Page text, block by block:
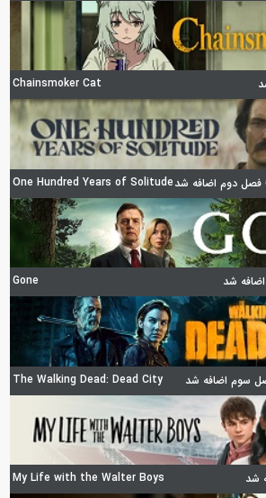
Chainsmoker Cat
One Hundred Years of Solitude
شد Gone
The Walking Dead: Dead City
شد My Life with the Walter Boys